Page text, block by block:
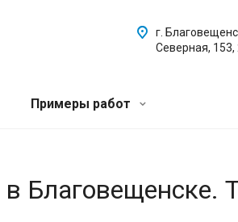
г.
Северная, 153,
Примеры работ
в